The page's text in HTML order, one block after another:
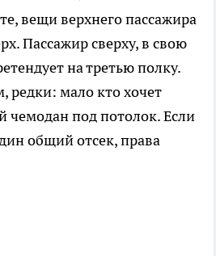
вещи верхнего пассажира
Пассажир сверху, в свою
на третью полку.
редки: мало кто хочет
чемодан под потолок. Если
общий отсек, права